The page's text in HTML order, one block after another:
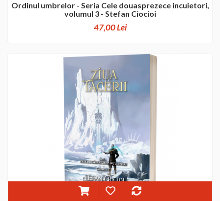
Ordinul umbrelor - Seria Cele douasprezece incuietori,
volumul 3 - Stefan Ciocioi
47,00 Lei